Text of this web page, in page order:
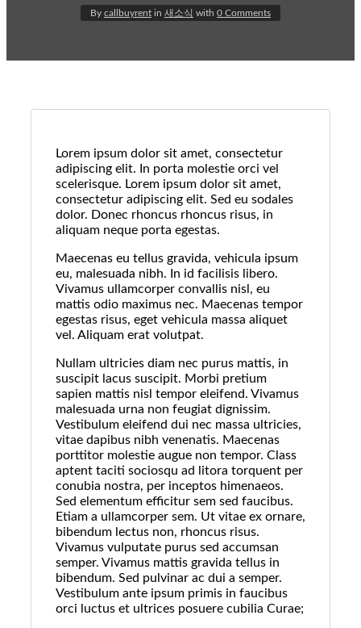
By callbuyrent in 새소식 with 0 Comments
Lorem ipsum dolor sit amet, consectetur
adipiscing elit. In porta molestie orci vel
scelerisque. Lorem ipsum dolor sit amet,
consectetur adipiscing elit. Sed eu sodales
dolor. Donec rhoncus rhoncus risus, in
aliquam neque porta egestas.
Maecenas eu tellus gravida, vehicula ipsum
eu, malesuada nibh. In id facilisis libero.
Vivamus ullamcorper convallis nisl, eu
mattis odio maximus nec. Maecenas tempor
egestas risus, eget vehicula massa aliquet
vel. Aliquam erat volutpat.
Nullam ultricies diam nec purus mattis, in
suscipit lacus suscipit. Morbi pretium
sapien mattis nisl tempor eleifend. Vivamus
malesuada urna non feugiat dignissim.
Vestibulum eleifend dui nec massa ultricies,
vitae dapibus nibh venenatis. Maecenas
porttitor molestie augue non tempor. Class
aptent taciti sociosqu ad litora torquent per
conubia nostra, per inceptos himenaeos.
Sed elementum efficitur sem sed faucibus.
Etiam a ullamcorper sem. Ut vitae ex ornare,
bibendum lectus non, rhoncus risus.
Vivamus vulputate purus sed accumsan
semper. Vivamus mattis gravida tellus in
bibendum. Sed pulvinar ac dui a semper.
Vestibulum ante ipsum primis in faucibus
orci luctus et ultrices posuere cubilia Curae;